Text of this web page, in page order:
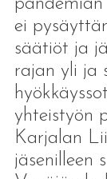
ei
säätiöt ja
rajan yli ja
yhteistyön
Karjalan
jäsenilleen